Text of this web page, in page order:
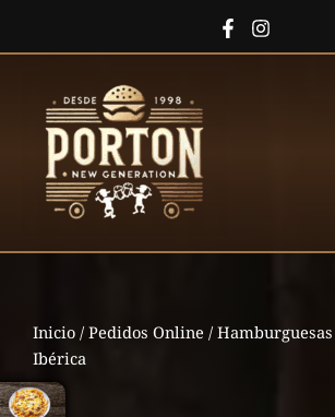
Inicio / Pedidos Online / Hamburguesas
Ibérica